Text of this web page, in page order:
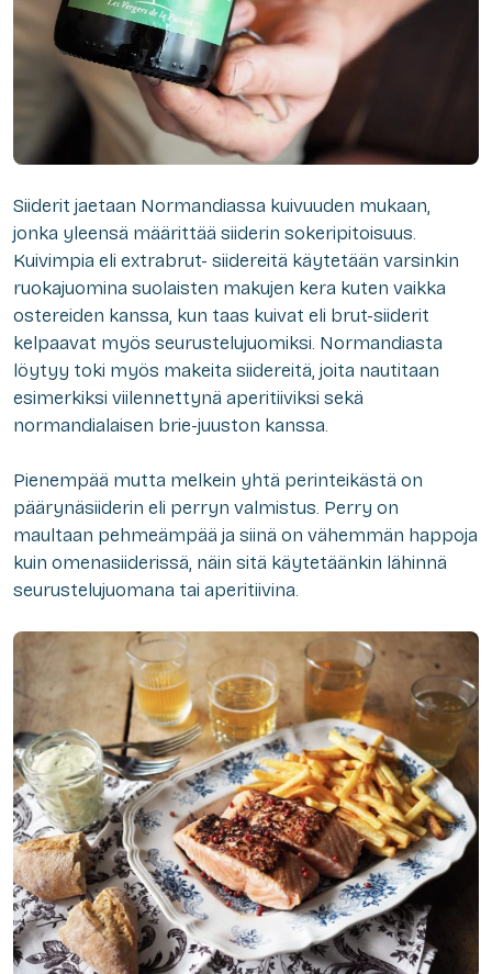
Siiderit jaetaan Normandiassa kuivuuden mukaan,
jonka yleensä määrittää siiderin sokeripitoisuus.
Kuivimpia eli extrabrut- siidereitä käytetään varsinkin
ruokajuomina suolaisten makujen kera kuten vaikka
ostereiden kanssa, kun taas kuivat eli brut-siiderit
kelpaavat myös seurustelujuomiksi. Normandiasta
löytyy toki myös makeita siidereitä, joita nautitaan
esimerkiksi viilennettynä aperitiiviksi sekä
normandialaisen brie-juuston kanssa.
Pienempää mutta melkein yhtä perinteikästä on
päärynäsiiderin eli perryn valmistus. Perry on
maultaan pehmeämpää ja siinä on vähemmän happoja
kuin omenasiiderissä, näin sitä käytetäänkin lähinnä
seurustelujuomana tai aperitiivina.